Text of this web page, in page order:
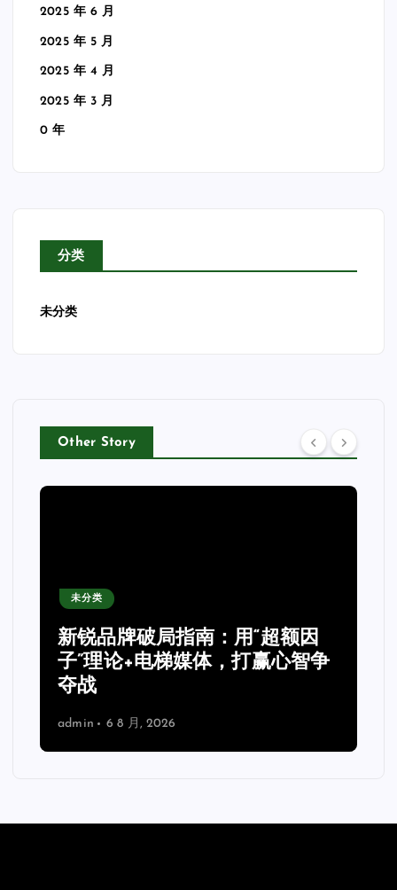
2025 年 6 月
2025 年 5 月
2025 年 4 月
2025 年 3 月
0 年
分类
未分类
Other Story
未分类
新锐品牌破局指南：用“超额因
子”理论+电梯媒体，打赢心智争
夺战
admin 6 8 月, 2026